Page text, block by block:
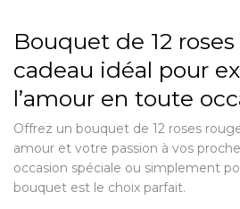
Bouquet de 12
cadeau idéal pour
l’amour en toute
Offrez un bouquet de 12 roses
amour et votre passion à vos
occasion spéciale ou simplement
bouquet est le choix parfait.